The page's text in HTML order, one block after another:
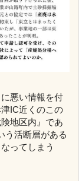
悪い情報を付
IC近くのこの
地区内』であ
う活断層がある
ってしまう